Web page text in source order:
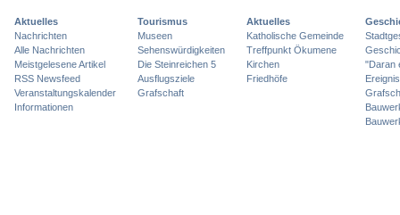
Aktuelles
Nachrichten
Alle Nachrichten
Meistgelesene Artikel
RSS Newsfeed
Veranstaltungskalender
Informationen
Tourismus
Museen
Sehenswürdigkeiten
Die Steinreichen 5
Ausflugsziele
Grafschaft
Aktuelles
Katholische Gemeinde
Treffpunkt Ökumene
Kirchen
Friedhöfe
"Daran